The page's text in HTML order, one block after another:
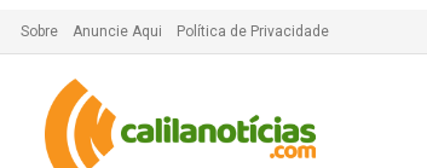
Sobre Anuncie Aqui Política de Privacidade